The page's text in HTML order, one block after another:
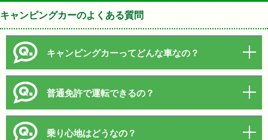
キャンピングカーのよくある質問
キャンピングカーってどんな車なの？
普通免許で運転できるの？
乗り心地はどうなの？